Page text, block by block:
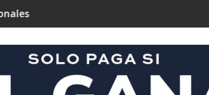
ICE en Miami busca 700 camas para